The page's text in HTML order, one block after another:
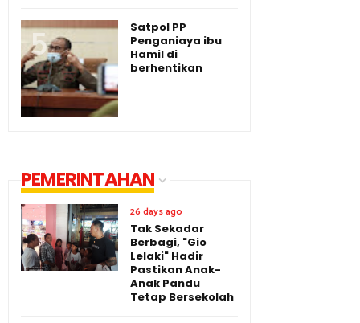
Satpol PP
Penganiaya ibu
Hamil di
berhentikan
PEMERINTAHAN
26 days ago
Tak Sekadar
Berbagi, "Gio
Lelaki" Hadir
Pastikan Anak-
Anak Pandu
Tetap Bersekolah